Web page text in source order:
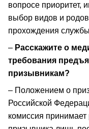
вопросе приоритет,
выбор видов и
прохождения
– Расскажите о
требования
призывникам?
– Положением о
Российской
комиссия